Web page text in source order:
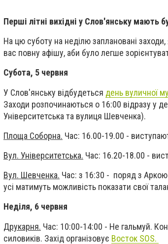
Перші літні вихідні у Слов'янську мають
На цю суботу на неділю заплановані
вас повну афішу, аби було легше
Субота, 5 червня
У Слов'янську відбудеться день вуличної
Заходи розпочинаються о 16:00 відразу у
Університетська та вулиця Шевченка).
Площа Соборна. Час: 16.00-19.00 -
Вул. Університетська. Час: 16.20-18.00 -
Вул. Шевченка. Час: з 16:30 - поряд з
усі матимуть можливість показати свої
Неділя, 6 червня
Друкарня. Час: 10:00-14:00 - Не гальмуй.
силовиків. Захід організовує Восток SOS.